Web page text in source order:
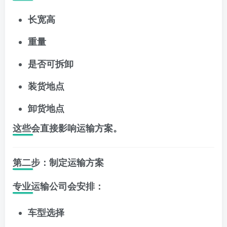
长宽高
重量
是否可拆卸
装货地点
卸货地点
这些会直接影响运输方案。
第二步：制定运输方案
专业运输公司会安排：
车型选择